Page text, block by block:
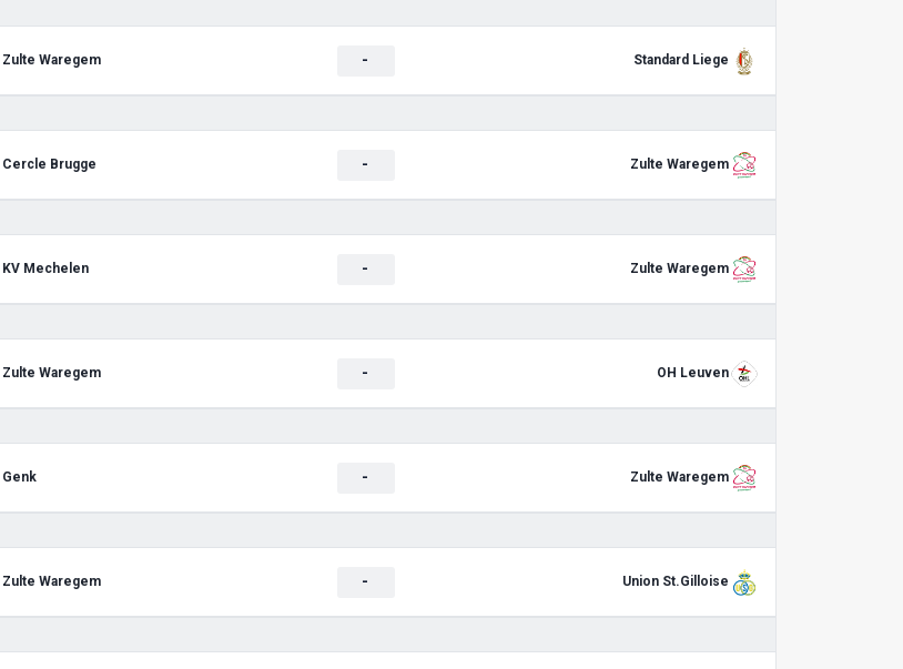
Zulte Waregem - Standard Liege
Cercle Brugge - Zulte Waregem
KV Mechelen - Zulte Waregem
Zulte Waregem - OH Leuven
Genk - Zulte Waregem
Zulte Waregem - Union St.Gilloise